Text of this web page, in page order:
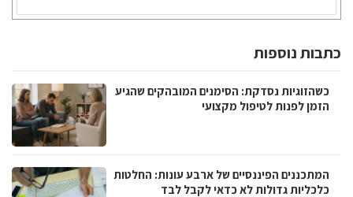
כתבות נוספות
כשהזוגיות נסדקת: הסימנים המובהקים שהגיע
הזמן לפנות לטיפול מקצועי
המתכננים הפיננסיים של ארבע עונות: החלטות
כלכליות גדולות לא כדאי לקבל לבד